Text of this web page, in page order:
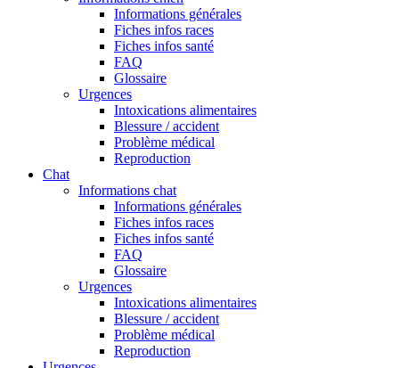
Informations générales
Fiches infos races
Fiches infos santé
FAQ
Glossaire
Urgences
Intoxications alimentaires
Blessure / accident
Problème médical
Reproduction
Chat
Informations chat
Informations générales
Fiches infos races
Fiches infos santé
FAQ
Glossaire
Urgences
Intoxications alimentaires
Blessure / accident
Problème médical
Reproduction